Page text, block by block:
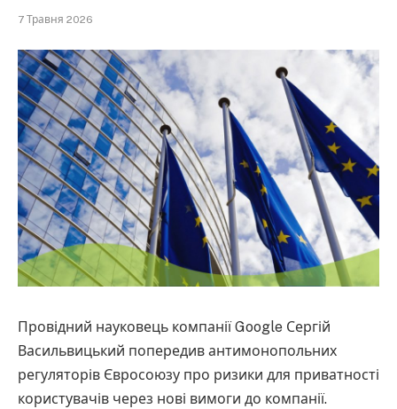
7 Травня 2026
Провідний науковець компанії Google Сергій
Васильвицький попередив антимонопольних
регуляторів Євросоюзу про ризики для приватності
користувачів через нові вимоги до компанії.